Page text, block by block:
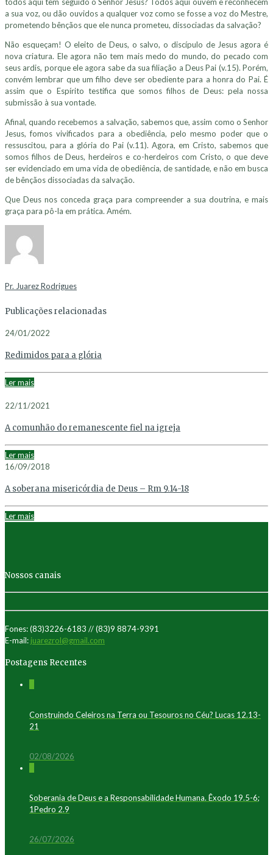
todos aqui têm seguido o Senhor Jesus? Todos aqui ouvem e reconhecem
a sua voz, ou dão ouvidos a qualquer voz como se fosse a voz do Mestre,
prometendo bênçãos que ele nunca prometeu, dissociadas da salvação?
Não esqueçam! O eleito de Deus, o salvo, o discípulo de Jesus agora é
nova criatura. Ele agora não tem mais medo do mundo, do pecado com
seus ardis, porque ele agora sabe da sua filiação a Deus Pai (v.15). Porém,
convém lembrar que um filho deve ser obediente para a honra do Pai. É
assim que o Espírito testifica que somos filhos de Deus: pela nossa
submissão à sua vontade.
Afinal, quando recebemos a salvação, sabemos que, assim como o Senhor
Jesus, fomos vivificados para a obediência, pelo mesmo poder que o
ressuscitou, para a glória do Pai (v.11). Agora, em Cristo, sabemos que
somos filhos de Deus, herdeiros e co-herdeiros com Cristo, o que deve
ser evidenciado em uma vida de obediência, de santidade, e não em busca
de bênçãos dissociadas da salvação.
Que Deus nos conceda graça para compreender a sua doutrina, e mais
graça para pô-la em prática. Amém.
Pr. Juarez Rodrigues
Publicações relacionadas
24/01/2022
Redimidos para a glória
Ler mais
22/11/2021
A comunhão do remanescente fiel na igreja
Ler mais
16/09/2018
A soberana misericórdia de Deus – Rm 9.14-18
Ler mais
Nossos canais
Fones: (83)3226-6183 // (83)9 8874-9391
E-mail: juarezrol@gmail.com
Postagens Recentes
Construindo Celeiros na Terra ou Tesouros no Céu? Lucas 12.13-
21
02/08/2026
Soberania de Deus e a Responsabilidade Humana. Êxodo 19.5-6;
1Pedro 2.9
26/07/2026